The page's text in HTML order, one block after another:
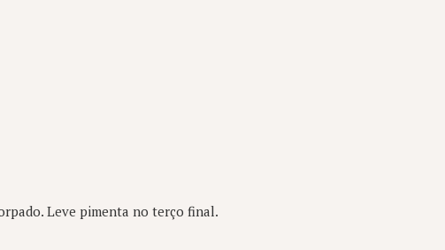
Leve pimenta no terço final.